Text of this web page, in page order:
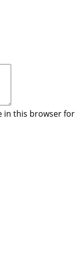
in this browser for